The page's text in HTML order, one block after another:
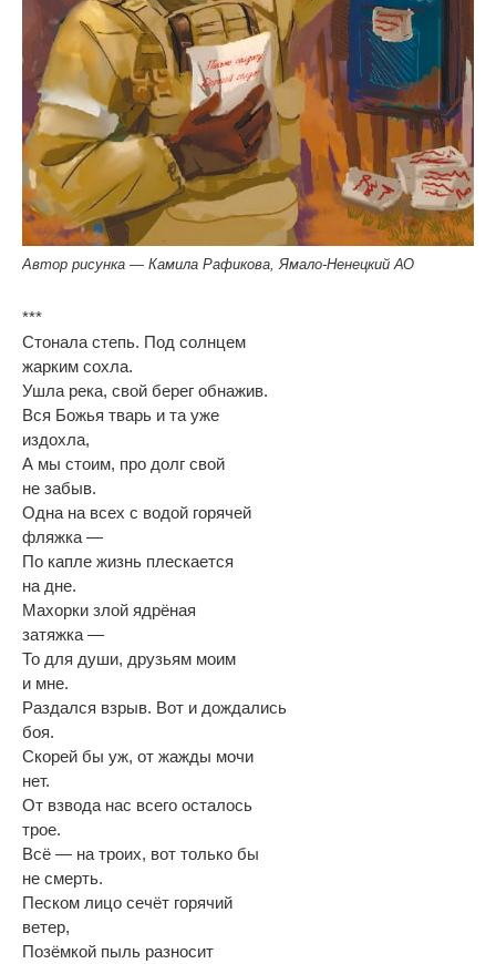
Автор рисунка — Камила Рафикова, Ямало-Ненецкий АО
***
Стонала степь. Под солнцем
жарким сохла.
Ушла река, свой берег обнажив.
Вся Божья тварь и та уже
издохла,
А мы стоим, про долг свой
не забыв.
Одна на всех с водой горячей
фляжка —
По капле жизнь плескается
на дне.
Махорки злой ядрëная
затяжка —
То для души, друзьям моим
и мне.
Раздался взрыв. Вот и дождались
боя.
Скорей бы уж, от жажды мочи
нет.
От взвода нас всего осталось
трое.
Всë — на троих, вот только бы
не смерть.
Песком лицо сечëт горячий
ветер,
Позëмкой пыль разносит